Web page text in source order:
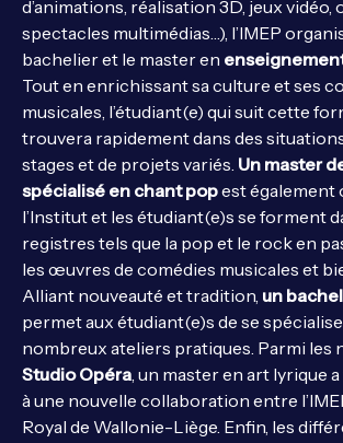
d’animations, réalisation 3D, jeux vidéo,
spectacles multimédias…), l’IMEP
bachelier et le master en
Tout en enrichissant sa culture et ses
musicales, l’étudiant(e) qui suit cette
trouvera rapidement dans des
stages et de projets variés. Un master
spécialisé en chant popest également
l’Institut et les étudiant(e)s se forment
registres tels que la pop et le rock en
les œuvres de comédies musicales et
Alliant nouveauté et tradition, un
permet aux étudiant(e)s de se
nombreux ateliers pratiques. Parmi les
Studio Opéra, un master en art lyrique
à une nouvelle collaboration entre
Royal de Wallonie-Liège. Enfin, les